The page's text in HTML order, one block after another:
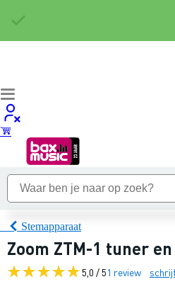
Stemapparaat
Zoom ZTM-1 tuner
5,0 / 51 review